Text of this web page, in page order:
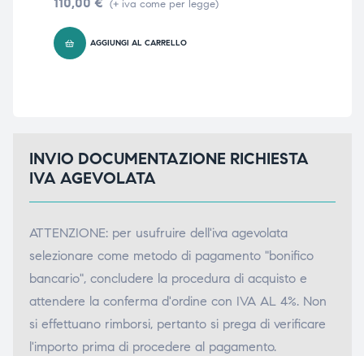
110,00 € (+ iva come per legge)
AGGIUNGI AL CARRELLO
INVIO DOCUMENTAZIONE RICHIESTA
IVA AGEVOLATA
ATTENZIONE: per usufruire dell'iva agevolata
selezionare come metodo di pagamento "bonifico
bancario", concludere la procedura di acquisto e
attendere la conferma d'ordine con IVA AL 4%. Non
si effettuano rimborsi, pertanto si prega di verificare
l'importo prima di procedere al pagamento.